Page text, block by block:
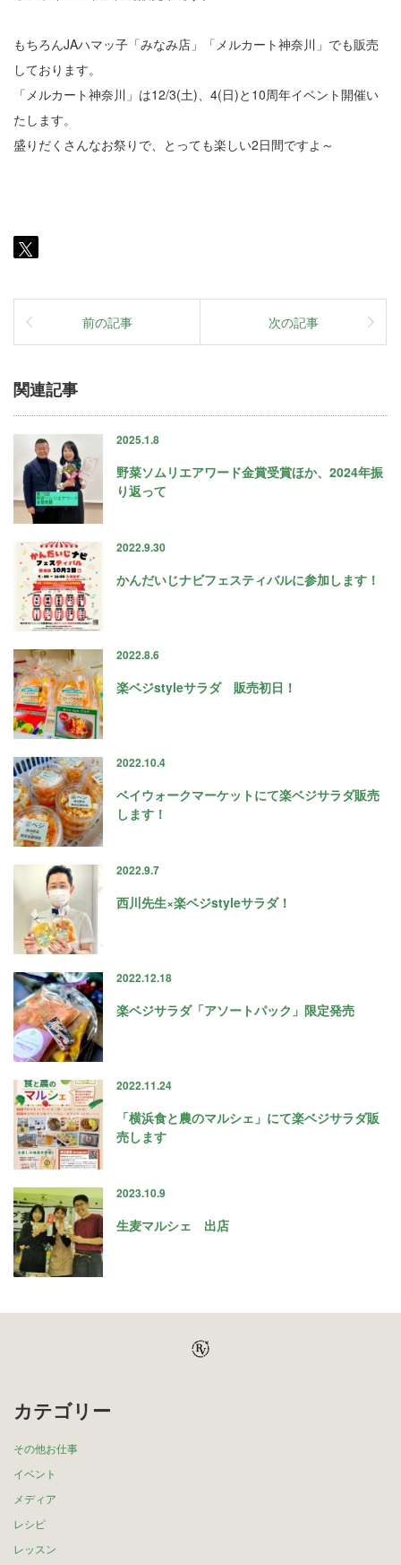
もちろんJAハマッ子「みなみ店」「メルカート神奈川」でも販売
しております。
「メルカート神奈川」は12/3(土)、4(日)と10周年イベント開催い
たします。
盛りだくさんなお祭りで、とっても楽しい2日間ですよ～
前の記事 次の記事
関連記事
2025.1.8
野菜ソムリエアワード金賞受賞ほか、2024年振
り返って
2022.9.30
かんだいじナビフェスティバルに参加します！
2022.8.6
楽ベジstyleサラダ 販売初日！
2022.10.4
ベイウォークマーケットにて楽ベジサラダ販売
します！
2022.9.7
西川先生×楽ベジstyleサラダ！
2022.12.18
楽ベジサラダ「アソートパック」限定発売
2022.11.24
「横浜食と農のマルシェ」にて楽ベジサラダ販
売します
2023.10.9
生麦マルシェ 出店
カテゴリー
その他お仕事
イベント
メディア
レシピ
レッスン